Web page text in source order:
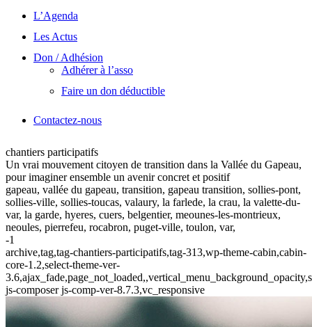
L’Agenda
Les Actus
Don / Adhésion
Adhérer à l’asso
Faire un don déductible
Contactez-nous
chantiers participatifs
Un vrai mouvement citoyen de transition dans la Vallée du Gapeau,
pour imaginer ensemble un avenir concret et positif
gapeau, vallée du gapeau, transition, gapeau transition, sollies-pont,
sollies-ville, sollies-toucas, valaury, la farlede, la crau, la valette-du-
var, la garde, hyeres, cuers, belgentier, meounes-les-montrieux,
neoules, pierrefeu, rocabron, puget-ville, toulon, var,
-1
archive,tag,tag-chantiers-participatifs,tag-313,wp-theme-cabin,cabin-
core-1.2,select-theme-ver-
js-composer js-comp-ver-8.7.3,vc_responsive